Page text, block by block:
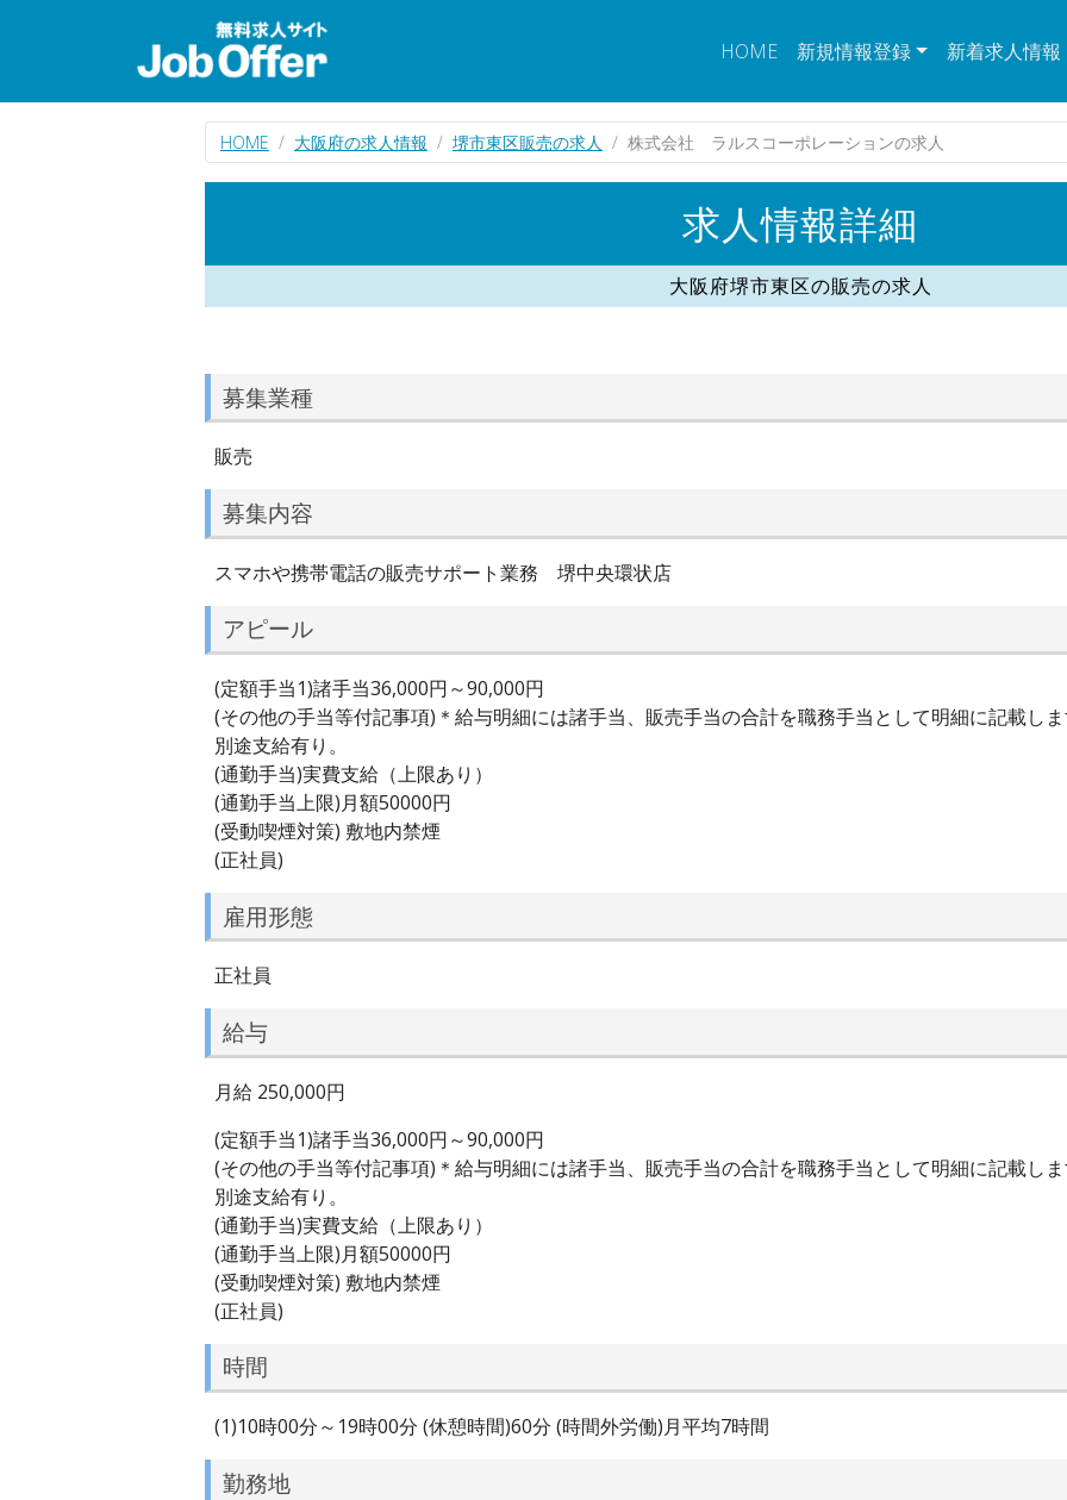
HOME 新規情報登録 新着求人情報
HOME 大阪府の求人情報 堺市東区販売の求人 株式会社 ラルスコーポレーションの求人
求人情報詳細
大阪府堺市東区の販売の求人
募集業種
販売
募集内容
スマホや携帯電話の販売サポート業務 堺中央環状店
アピール
(定額手当1)諸手当36,000円～90,000円
(その他の手当等付記事項)＊給与明細には諸手当、販売手当の合計を職務手当として明細に記載し
別途支給有り。
(通勤手当)実費支給（上限あり）
(通勤手当上限)月額50000円
(受動喫煙対策) 敷地内禁煙
(正社員)
雇用形態
正社員
給与
月給 250,000円
(定額手当1)諸手当36,000円～90,000円
(その他の手当等付記事項)＊給与明細には諸手当、販売手当の合計を職務手当として明細に記載し
別途支給有り。
(通勤手当)実費支給（上限あり）
(通勤手当上限)月額50000円
(受動喫煙対策) 敷地内禁煙
(正社員)
時間
(1)10時00分～19時00分 (休憩時間)60分 (時間外労働)月平均7時間
勤務地